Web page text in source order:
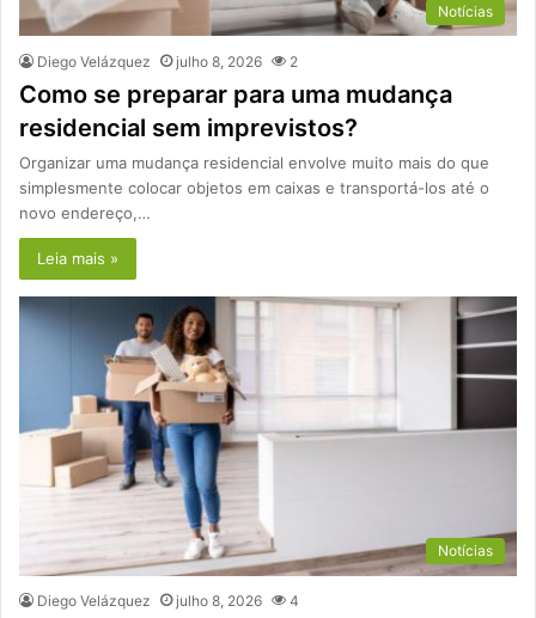
Notícias
Diego Velázquez julho 8, 2026 2
Como se preparar para uma mudança
residencial sem imprevistos?
Organizar uma mudança residencial envolve muito mais do que
simplesmente colocar objetos em caixas e transportá-los até o
novo endereço,…
Leia mais »
Notícias
Diego Velázquez julho 8, 2026 4